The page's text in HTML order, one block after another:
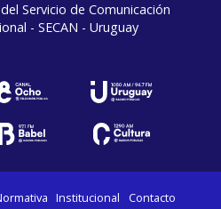
Servicio de Comunicación
- SECAN - Uruguay
Institucional Contacto